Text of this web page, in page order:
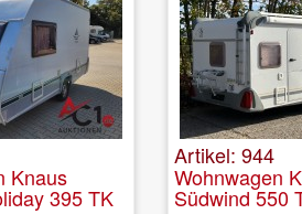
Knaus
395 TK
Artikel: 944
Wohnwagen
Südwind 550